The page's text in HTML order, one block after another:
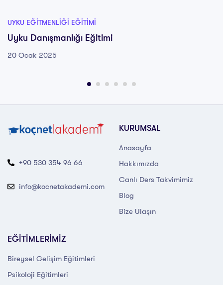
UYKU EĞITMENLIĞI EĞITIMI
Uyku Danışmanlığı Eğitimi
20 Ocak 2025
+90 530 354 96 66
info@kocnetakademi.com
KURUMSAL
Anasayfa
Hakkımızda
Canlı Ders Takvimimiz
Blog
Bize Ulaşın
EĞİTİMLERİMİZ
Bireysel Gelişim Eğitimleri
Psikoloji Eğitimleri